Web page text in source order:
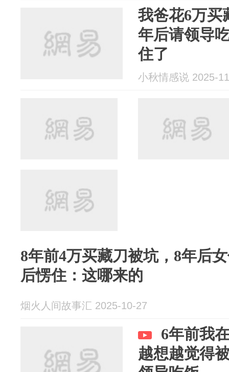
我爸花6万买
年后请领导
住了
小秋情感说 2025-
8年前4万买藏刀被坑，8年后
后愣住：这哪来的
烟火人间故事汇 2025-10-27
6年前我
越想越觉得